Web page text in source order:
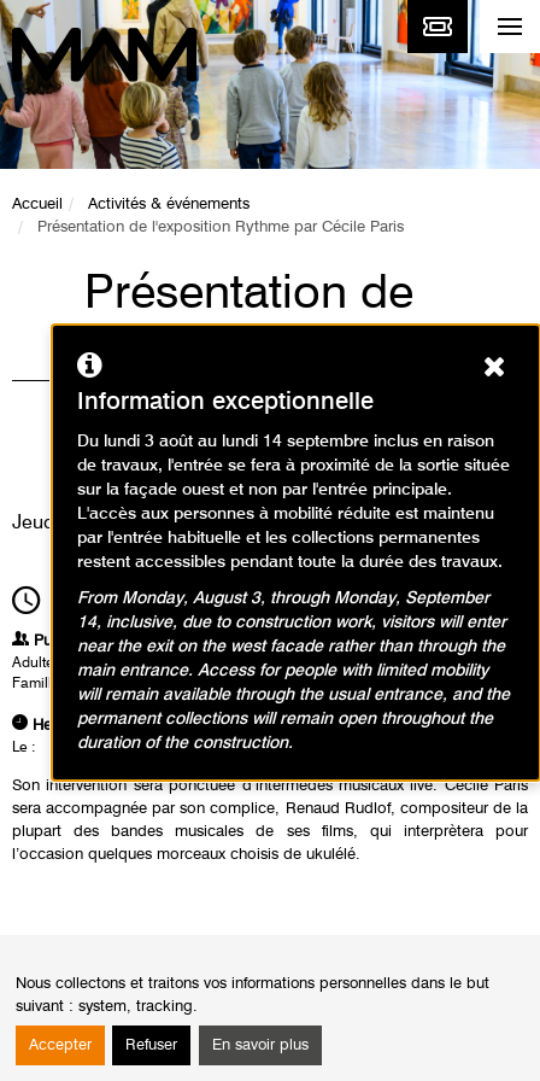
Nous collectons et traitons vos informations personnelles dans le but
suivant : system, tracking.
Accepter Refuser En savoir plus
Accueil
Activités & événements
Présentation de l'exposition Rythme par Cécile Paris
Présentation de
l'exposition Rythme
par Cécile Paris
Animations, Événement / Visite
animation
Jeudi 22 septembre 2011
12h30Durée1h30
Publics
Adultes
Famille
Heures
Le : Jeudi 22 septembre 2011 de 12h30 à 14h00
Son intervention sera ponctuée d’intermèdes musicaux live. Cécile Paris
sera accompagnée par son complice, Renaud Rudlof, compositeur de la
plupart des bandes musicales de ses films, qui interprètera pour
l’occasion quelques morceaux choisis de ukulélé.
Calendrier des événements
juin 2026
Mois
Information exceptionnelle
Du lundi 3 août au lundi 14 septembre inclus en raison
de travaux, l'entrée se fera à proximité de la sortie située
sur la façade ouest et non par l'entrée principale.
L'accès aux personnes à mobilité réduite est maintenu
par l'entrée habituelle et les collections permanentes
restent accessibles pendant toute la durée des travaux.
From Monday, August 3, through Monday, September
14, inclusive, due to construction work, visitors will enter
near the exit on the west facade rather than through the
main entrance. Access for people with limited mobility
will remain available through the usual entrance, and the
permanent collections will remain open throughout the
duration of the construction.